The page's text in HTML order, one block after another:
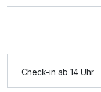
Check-in ab 14 Uhr